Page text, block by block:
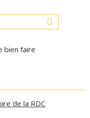
bien faire
de la RDC